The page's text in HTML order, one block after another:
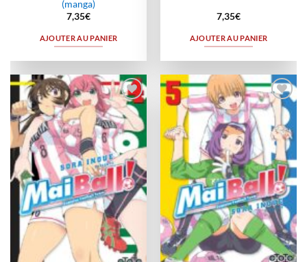
(manga)
7,35€
AJOUTER AU PANIER
7,35€
AJOUTER AU PANIER
Ajouter
à la
wishlist
Ajouter
wishlist